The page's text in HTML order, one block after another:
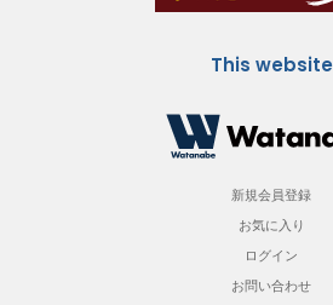
This website
新規会員登録
お気に入り
ログイン
お問い合わせ